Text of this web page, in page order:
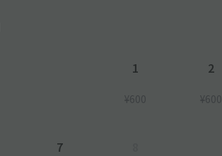
1
¥600
2
¥600
7